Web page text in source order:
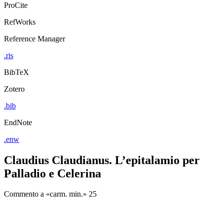
ProCite
RefWorks
Reference Manager
.ris
BibTeX
Zotero
.bib
EndNote
.enw
Claudius Claudianus. L’epitalamio per
Palladio e Celerina
Commento a «carm. min.» 25